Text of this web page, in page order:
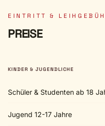
EINTRITT &
PREISE
KINDER & JUGENDLICHE
Schüler & Studenten ab 18
Jugend 12-17 Jahre